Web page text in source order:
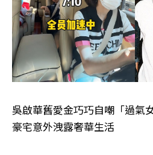
吳啟華舊愛金巧巧自嘲「過氣
豪宅意外洩露奢華生活